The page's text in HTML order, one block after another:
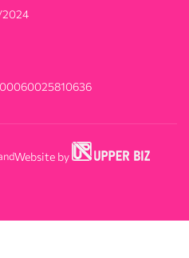
2024
Website by